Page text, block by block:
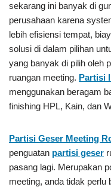
sekarang ini banyak di
perusahaan karena
lebih efisiensi tempat,
solusi di dalam pilihan
yang banyak di pilih oleh
ruangan meeting. Partisi
menggunakan beragam
finishing HPL, Kain, dan
Partisi Geser Meeting
penguatan partisi geser
pasang lagi. Merupakan
meeting, anda tidak perlu